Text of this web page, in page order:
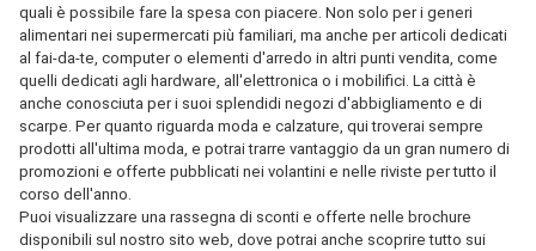
quali è possibile fare la spesa con piacere. Non solo per i generi
alimentari nei supermercati più familiari, ma anche per articoli dedicati
al fai-da-te, computer o elementi d'arredo in altri punti vendita, come
quelli dedicati agli hardware, all'elettronica o i mobilifici. La città è
anche conosciuta per i suoi splendidi negozi d'abbigliamento e di
scarpe. Per quanto riguarda moda e calzature, qui troverai sempre
prodotti all'ultima moda, e potrai trarre vantaggio da un gran numero di
promozioni e offerte pubblicati nei volantini e nelle riviste per tutto il
corso dell'anno.
Puoi visualizzare una rassegna di sconti e offerte nelle brochure
disponibili sul nostro sito web, dove potrai anche scoprire tutto sui